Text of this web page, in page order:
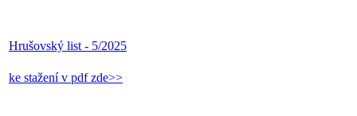
Hrušovský list - 5/2025
ke stažení v pdf zde>>